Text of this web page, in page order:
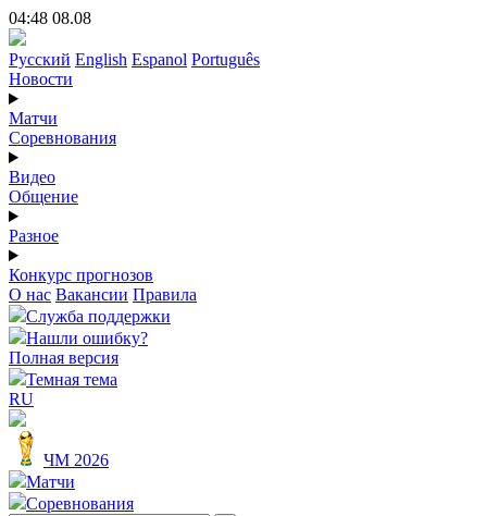
04:48 08.08
Русский English Espanol Português
Новости
Матчи
Соревнования
Видео
Общение
Разное
Конкурс прогнозов
О нас Вакансии Правила
Служба поддержки
Нашли ошибку?
Полная версия
Темная тема
RU
ЧМ 2026
Матчи
Соревнования